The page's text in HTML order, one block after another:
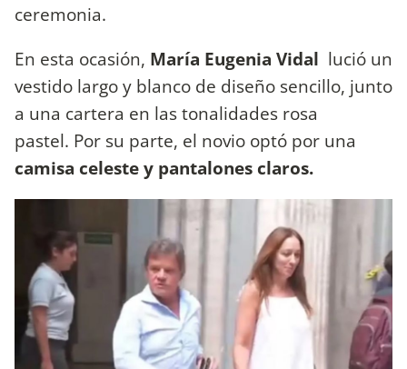
ceremonia.
En esta ocasión, María Eugenia Vidal lució un
vestido largo y blanco de diseño sencillo, junto
a una cartera en las tonalidades rosa
pastel. Por su parte, el novio optó por una
camisa celeste y pantalones claros.